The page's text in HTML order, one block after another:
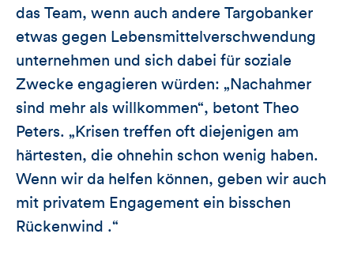
das Team, wenn auch andere Targobanker
etwas gegen Lebensmittelverschwendung
unternehmen und sich dabei für soziale
Zwecke engagieren würden: „Nachahmer
sind mehr als willkommen“, betont Theo
Peters. „Krisen treffen oft diejenigen am
härtesten, die ohnehin schon wenig haben.
Wenn wir da helfen können, geben wir auch
mit privatem Engagement ein bisschen
Rückenwind .“